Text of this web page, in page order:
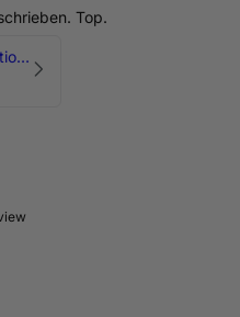
Top.
Servicepaket / Inspektionspaket 1 mit Motul 300V 5W40 - 5W50 für alle 2.5 TFSI Modelle